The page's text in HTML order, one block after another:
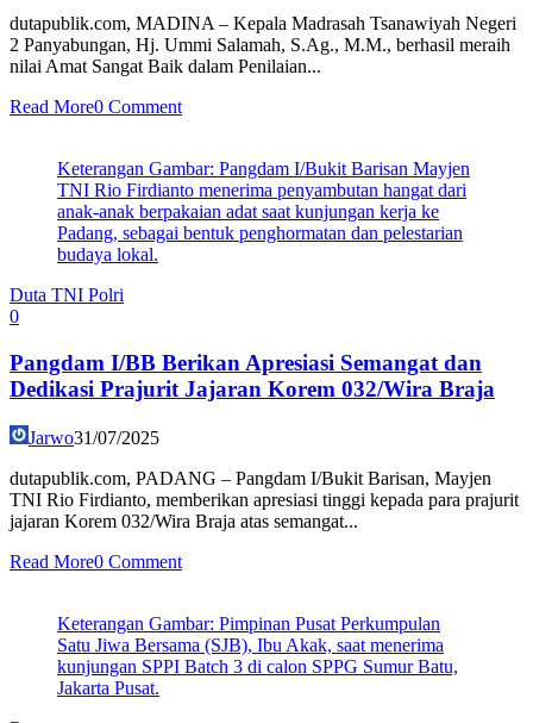
dutapublik.com, MADINA – Kepala Madrasah Tsanawiyah Negeri
2 Panyabungan, Hj. Ummi Salamah, S.Ag., M.M., berhasil meraih
nilai Amat Sangat Baik dalam Penilaian...
Read More0 Comment
Keterangan Gambar: Pangdam I/Bukit Barisan Mayjen
TNI Rio Firdianto menerima penyambutan hangat dari
anak-anak berpakaian adat saat kunjungan kerja ke
Padang, sebagai bentuk penghormatan dan pelestarian
budaya lokal.
Duta TNI Polri
0
Pangdam I/BB Berikan Apresiasi Semangat dan
Dedikasi Prajurit Jajaran Korem 032/Wira Braja
Jarwo31/07/2025
dutapublik.com, PADANG – Pangdam I/Bukit Barisan, Mayjen
TNI Rio Firdianto, memberikan apresiasi tinggi kepada para prajurit
jajaran Korem 032/Wira Braja atas semangat...
Read More0 Comment
Keterangan Gambar: Pimpinan Pusat Perkumpulan
Satu Jiwa Bersama (SJB), Ibu Akak, saat menerima
kunjungan SPPI Batch 3 di calon SPPG Sumur Batu,
Jakarta Pusat.